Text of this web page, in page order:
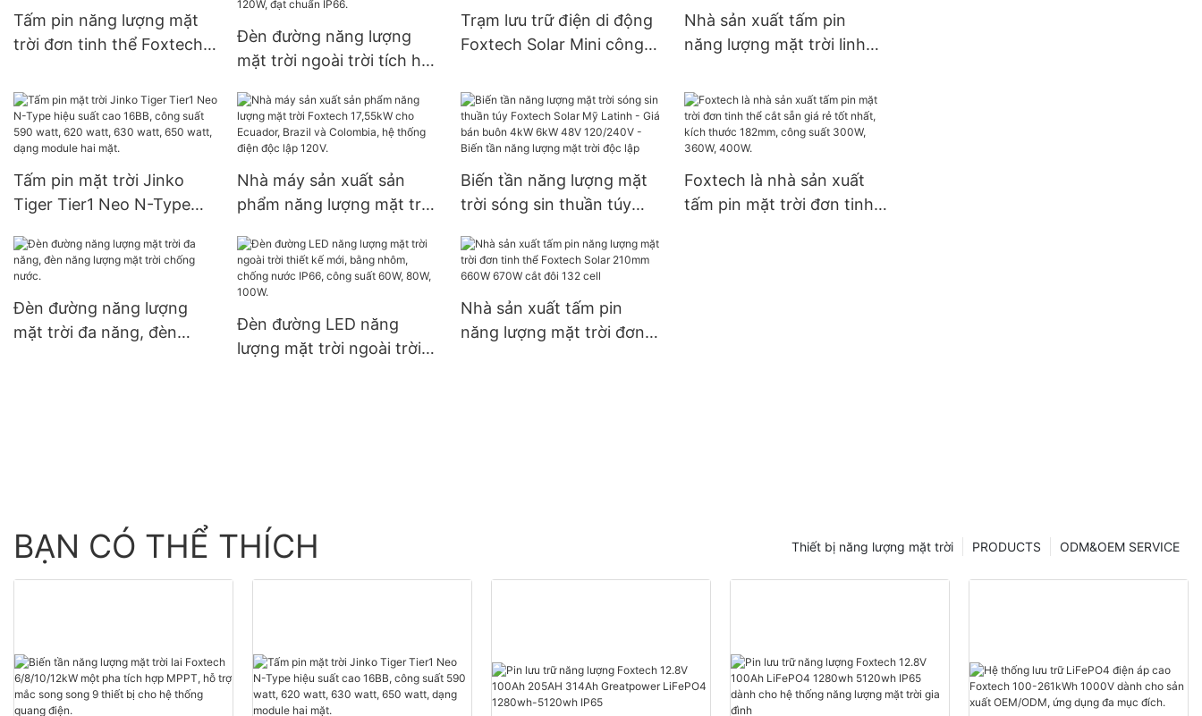
xưởng - Foxtech Solar
CATL. Giới thiệu về
Foxtech.
Tấm pin năng lượng mặt
trời đơn tinh thể Foxtech
cell dành cho hệ thống gia
đình.
Đèn đường năng lượng
mặt trời ngoài trời tích hợp
mới từ nhà máy, công suất
30W, 50W, 100W, 120W,
đạt chuẩn IP66.
Trạm lưu trữ điện di động
Foxtech Solar Mini công
Nhà sản xuất tấm pin
năng lượng mặt trời linh
System Micro Inverter từ
Trung Quốc
Tấm pin mặt trời Jinko
Tiger Tier1 Neo N-Type
suất 590 watt, 620 watt,
630 watt, 650 watt, dạng
module hai mặt.
Nhà máy sản xuất sản
phẩm năng lượng mặt trời
Ecuador, Brazil và
Colombia, hệ thống điện
độc lập 120V.
Biến tần năng lượng mặt
trời sóng sin thuần túy
Giá bán buôn 4kW 6kW
48V 120/240V - Biến tần
năng lượng mặt trời độc
lập
Foxtech là nhà sản xuất
tấm pin mặt trời đơn tinh
Đèn đường năng lượng
mặt trời đa năng, đèn
Đèn đường LED năng
lượng mặt trời ngoài trời
Nhà sản xuất tấm pin
năng lượng mặt trời đơn
BẠN CÓ THỂ THÍCH ODM&OEM SERVICE
PRODUCTS
Thiết bị năng lượng mặt trời